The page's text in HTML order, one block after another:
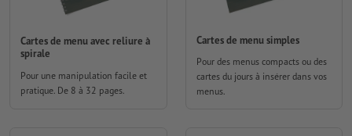
Cartes de menu avec reliure à
spirale
Pour une manipulation facile et
pratique. De 8 à 32 pages.
Cartes de menu simples
Pour des menus compacts ou des
cartes du jours à insérer dans vos
menus.